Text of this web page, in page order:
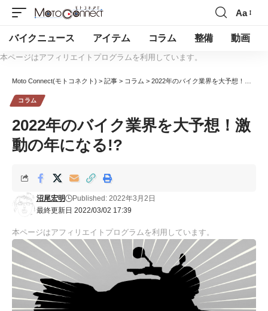
Aa
バイクニュース アイテム コラム 整備 動画
本ページはアフィリエイトプログラムを利用しています。
Moto Connect(モトコネクト) > 記事 > コラム > 2022年のバイク業界を大予想！激動の年になる!?
コラム
2022年のバイク業界を大予想！激
動の年になる!?
最終更新日 2022/03/02 17:39
沼尾宏明 Published: 2022年3月2日
本ページはアフィリエイトプログラムを利用しています。